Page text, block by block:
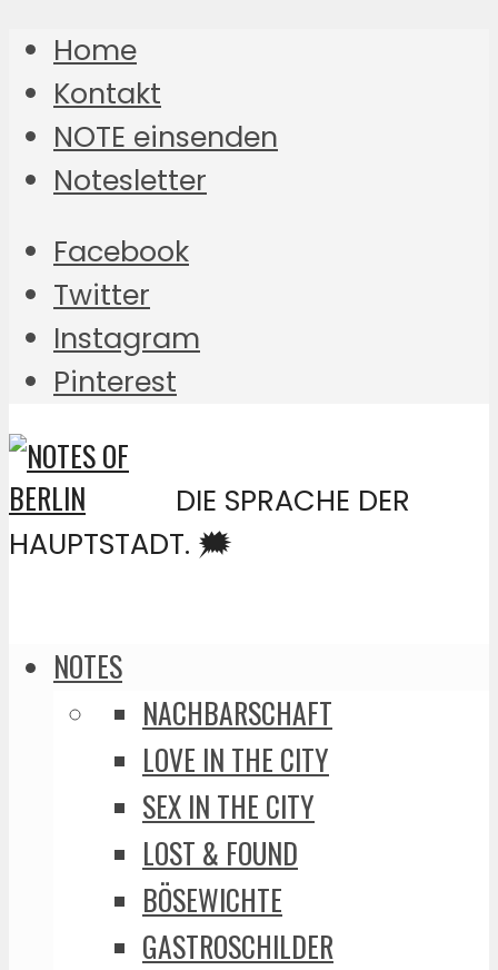
Home
Kontakt
NOTE einsenden
Notesletter
Facebook
Twitter
Instagram
Pinterest
DIE SPRACHE DER
HAUPTSTADT. 🗯️
NOTES
NACHBARSCHAFT
LOVE IN THE CITY
SEX IN THE CITY
LOST & FOUND
BÖSEWICHTE
GASTROSCHILDER